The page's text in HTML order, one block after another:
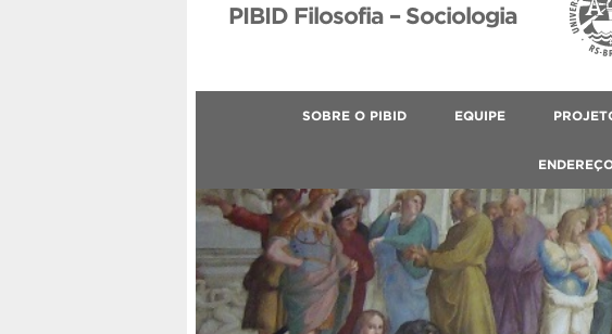
PIBID Filosofia – Sociologia
SOBRE O PIBID EQUIPE